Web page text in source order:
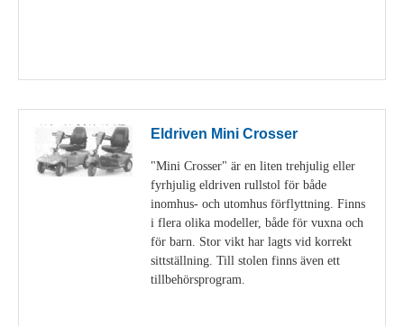
Eldriven Mini Crosser
"Mini Crosser" är en liten trehjulig eller
fyrhjulig eldriven rullstol för både
inomhus- och utomhus förflyttning. Finns
i flera olika modeller, både för vuxna och
för barn. Stor vikt har lagts vid korrekt
sittställning. Till stolen finns även ett
tillbehörsprogram.